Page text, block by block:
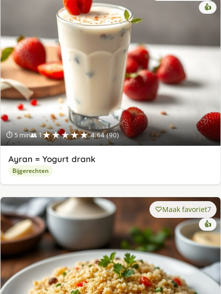
⏱ 5 min👥 1★★★★★ 4.64 (90)
👍
Ayran = Yogurt drank
Bijgerechten
Maak favoriet7
👍